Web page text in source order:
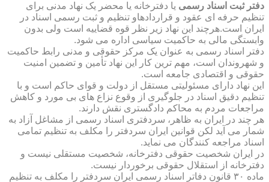
دفتر ثبت اسناد رسمی یا دفترخانه یا محضر یک نهاد مدنی برای
تنظیم حرفه ای عقود و قراردادهاو تنظیم و ثبت رسمی اسناد در
ایران است.هرچند این نهاد زیر نظر قوه قضاییه است ولی بدون
وابستگی مالی به حاکمیت سیاسی اداره می شود.
دفتر اسناد رسمی به عنوان یک مرکز حقوقی و مدنی رابط حاکمیت
و شهروندان است، مهم ترین کار این نهاد تأمین و تضمین امنیت
حقوقی و اقتصادی جامعه است.
این نهاد دارای مسئولیتی مستقل از دولت و قوای حاکم است و با
تنظیم دقیق اسناد در جلوگیری از وقوع نزاع های بی مورد و کاهش
مراجعات مردم به محاکم دادگستری نقش دارند.
هر چند در ایران به ظاهر، سردفتری اسناد رسمی از مشاغل آزاد به
شمار می آید لکن قوانین ایران سردفتر را مکلف به تنظیم تمامی
اسناد مراجعه کنندگان می نماید.
در ایران شخصیت حقوقی دفترخانه، شخصیت مستقلی نیست و
دفترخانه از استقلال حقوقی برخوردار نیست.
ماده ۳۰ قانون دفاتر اسناد رسمی ایران سردفتر را مکلف به تنظیم